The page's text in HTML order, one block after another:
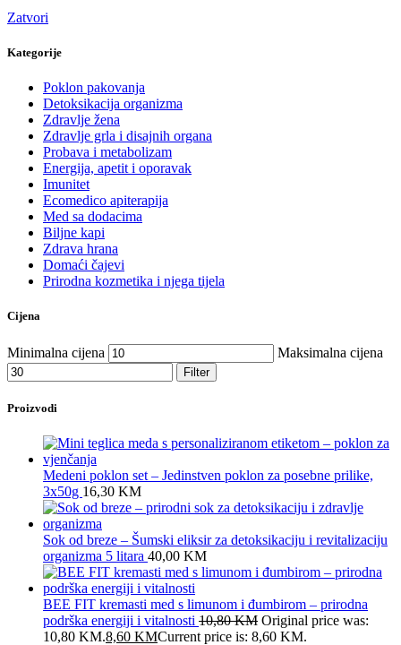
Zatvori
Kategorije
Poklon pakovanja
Detoksikacija organizma
Zdravlje žena
Zdravlje grla i disajnih organa
Probava i metabolizam
Energija, apetit i oporavak
Imunitet
Ecomedico apiterapija
Med sa dodacima
Biljne kapi
Zdrava hrana
Domaći čajevi
Prirodna kozmetika i njega tijela
Cijena
Minimalna cijena Maksimalna cijena
Filter
Proizvodi
Medeni poklon set – Jedinstven poklon za posebne prilike,
3x50g 16,30 KM
Sok od breze – Šumski eliksir za detoksikaciju i revitalizaciju
organizma 5 litara 40,00 KM
BEE FIT kremasti med s limunom i đumbirom – prirodna
podrška energiji i vitalnosti 10,80KM Original price was:
10,80 KM.8,60 KMCurrent price is: 8,60 KM.